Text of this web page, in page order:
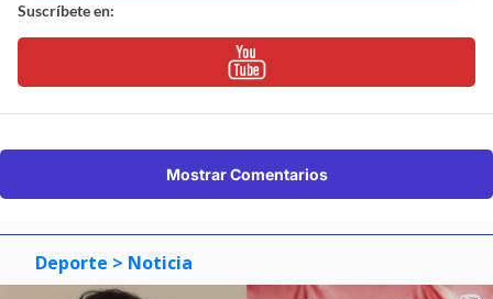
Suscríbete en:
Mostrar Comentarios
Deporte > Noticia